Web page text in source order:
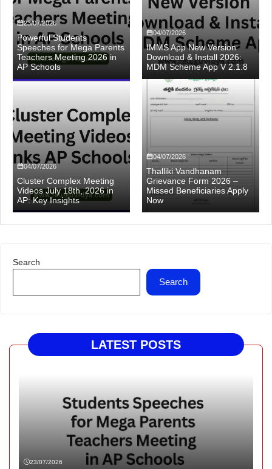
23/07/2026
Powerful Students
Speeches for Mega Parents
Teachers Meeting 2026 in
AP Schools
04/07/2026
IMMS App New Version
Download & Install 2026:
MDM Scheme App V 2.1.8
04/07/2026
Cluster Complex Meeting
Videos July 18th, 2026 in
AP: Key Insights
04/07/2026
Thalliki Vandhanam
Grievance Form 2026 –
Missed Beneficiaries Apply
Now
Search
Search
LATEST POSTS
23/07/2026